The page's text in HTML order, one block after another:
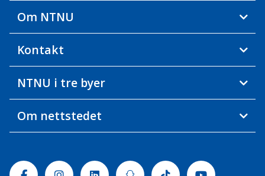
Om NTNU
Kontakt
NTNU i tre byer
Om nettstedet